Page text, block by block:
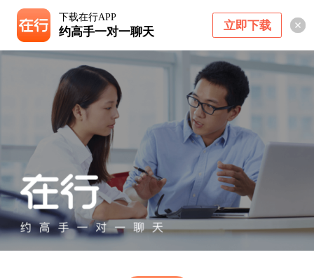
下载在行APP
约高手一对一聊天 立即下载